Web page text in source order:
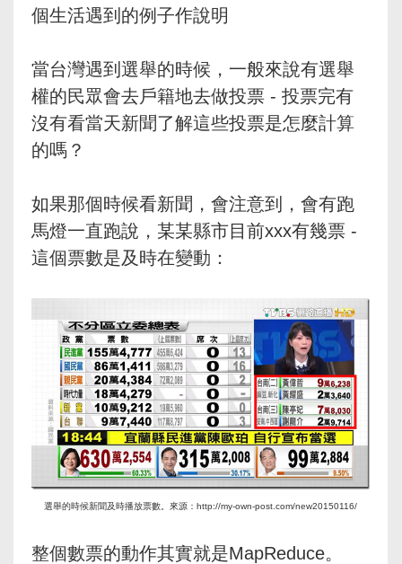
個生活遇到的例子作說明
當台灣遇到選舉的時候，一般來說有選舉
權的民眾會去戶籍地去做投票 - 投票完有
沒有看當天新聞了解這些投票是怎麼計算
的嗎？
如果那個時候看新聞，會注意到，會有跑
馬燈一直跑說，某某縣市目前xxx有幾票 -
這個票數是及時在變動：
選舉的時候新聞及時播放票數。來源：http://my-own-post.com/new20150116/
整個數票的動作其實就是MapReduce。